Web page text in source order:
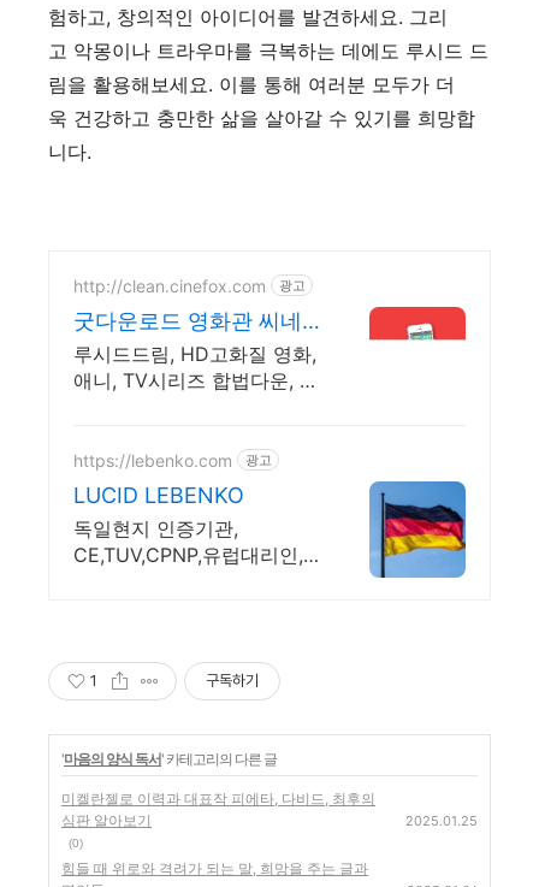
험하고, 창의적인 아이디어를 발견하세요. 그리
고 악몽이나 트라우마를 극복하는 데에도 루시드 드
림을 활용해보세요. 이를 통해 여러분 모두가 더
욱 건강하고 충만한 삶을 살아갈 수 있기를 희망합
니다.
http://clean.cinefox.com 광고
굿다운로드 영화관 씨네
폭스
루시드드림, HD고화질 영화,
애니, TV시리즈 합법다운, 스
https://lebenko.com 광고
LUCID LEBENKO
독일현지 인증기관,
CE,TUV,CPNP,유럽대리인,
1 구독하기
'마음의 양식 독서' 카테고리의 다른 글
미켈란젤로 이력과 대표작 피에타, 다비드, 최후의
심판 알아보기
(0)
2025.01.25
힘들 때 위로와 격려가 되는 말, 희망을 주는 글과